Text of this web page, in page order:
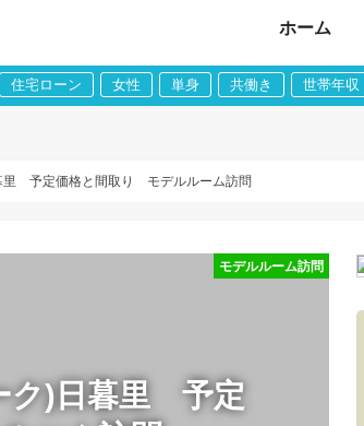
ホーム
住宅ローン 女性 単身 共働き 世帯年収
里 予定価格と間取り モデルルーム訪問
ク)日暮里 予定
モデルルーム訪問